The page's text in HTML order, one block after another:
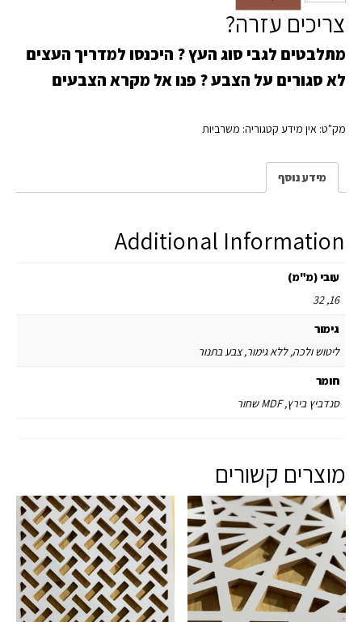
צריכים עזרה?
מתלבטים לגבי סוג העץ ? היכנסו למדריך העצים
לא סגורים על הצבע ? פנו אל מקרא הצבעים
מק"ט: אין מידע קטגוריה: משרביות
מידע נוסף
Additional Information
עובי (מ"מ)
16, 32
גימור
ליטוש ולכה, ללא גימור, צבע בתנור
חומר
סנדביץ בירץ, MDF שחור
מוצרים קשורים